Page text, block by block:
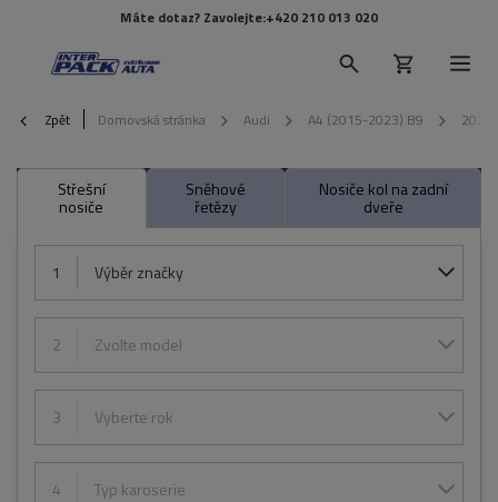
Máte dotaz? Zavolejte:+420 210 013 020
Zpět Domovská stránka Audi A4 (2015-2023) B9 2023
Střešní
nosiče
Sněhové
řetězy
Nosiče kol na zadní
dveře
1 Výběr značky
2 Zvolte model
3 Vyberte rok
4 Typ karoserie